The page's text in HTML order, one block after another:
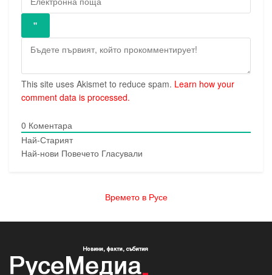
This site uses Akismet to reduce spam. Learn how your
comment data is processed.
0 Коментара
Най-Старият
Най-нови Повечето Гласували
Времето в Русе